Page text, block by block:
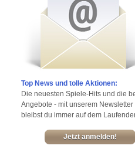
Top News und tolle Aktionen:
Die neuesten Spiele-Hits und die
Angebote - mit unserem Newsletter
bleibst du immer auf dem
Jetzt anmelden!